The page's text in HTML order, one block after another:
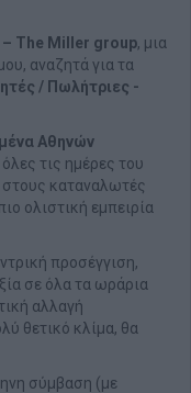
– The Miller group, μια
αναζητά για τα
/ Πωλήτριες -
Αθηνών
τις ημέρες του
στους καταναλωτές
ολιστική εμπειρία
προσέγγιση,
σε όλα τα ωράρια
αλλαγή
θετικό κλίμα, θα
σύμβαση (με